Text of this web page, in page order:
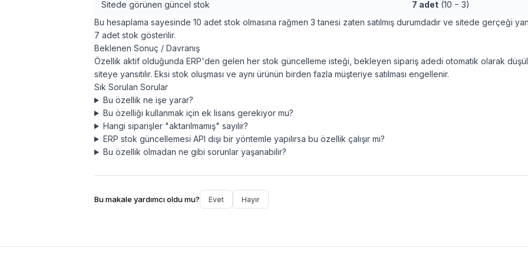
Sitede görünen güncel stok 7 adet (10 − 3)
Bu hesaplama sayesinde 10 adet stok olmasına rağmen 3 tanesi zaten satılmış durumdadır ve sitede gerçeği
7 adet stok gösterilir.
Beklenen Sonuç / Davranış
Özellik aktif olduğunda ERP'den gelen her stok güncelleme isteği, bekleyen sipariş adedi otomatik olarak
siteye yansıtılır. Eksi stok oluşması ve aynı ürünün birden fazla müşteriye satılması engellenir.
Sık Sorulan Sorular
Bu özellik ne işe yarar?
Bu özelliği kullanmak için ek lisans gerekiyor mu?
Hangi siparişler "aktarılmamış" sayılır?
ERP stok güncellemesi API dışı bir yöntemle yapılırsa bu özellik çalışır mı?
Bu özellik olmadan ne gibi sorunlar yaşanabilir?
Bu makale yardımcı oldu mu? Evet Hayır